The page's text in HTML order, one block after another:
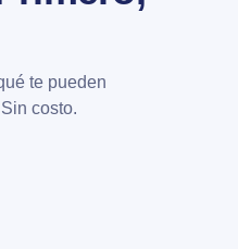
te pueden
costo.